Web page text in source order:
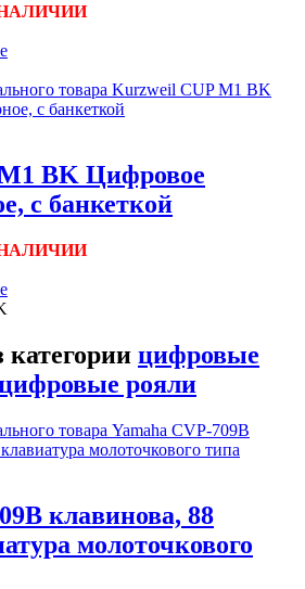
BK Цифровое
с банкеткой
цифровые
рояли
клавинова, 88
молоточкового